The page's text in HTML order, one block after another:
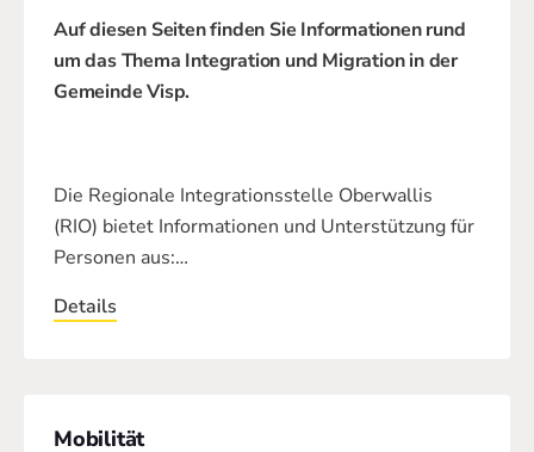
Auf diesen Seiten finden Sie Informationen rund
um das Thema Integration und Migration in der
Gemeinde Visp.
Die Regionale Integrationsstelle Oberwallis
(RIO) bietet Informationen und Unterstützung für
Personen aus:…
Details
Mobilität